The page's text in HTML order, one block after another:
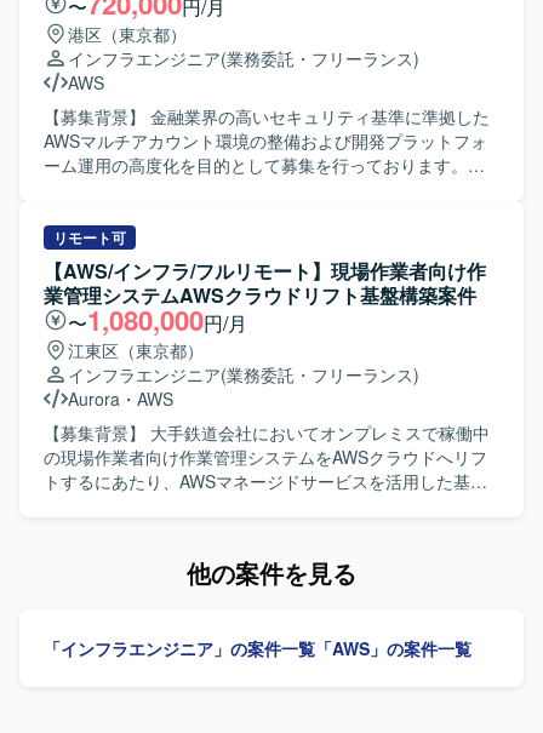
におけるリードエンジニアとしてのキャリア形成にもつな
げていただけます。 【開発環境】 オンプレミス環境から
AWS基盤への移行を前提としたサーバー環境および関連シ
ステム群を対象とし、WindowsServerやクラウド間通信を
考慮したネットワーク構成、セキュリティ要件などを踏ま
えた設計・検証を行っていただきます。
す。併せて、GitHubのOrganizationやマスターアカウント
の管理・運用として、ポリシー設定、アクセス権限管理、
CI/CD環境の整備を推進していただきます。さらに、金融水
準のセキュリティ要件に基づくインフラコードのレビュー
および展開も行っていただきます。 【求める人物像】 金融
業界水準のセキュリティ要件を理解しつつ、AWSマルチア
カウント環境やGitHubを活用した統制管理に主体的に取り
がら標準化や自動化を推進していただける方が望ましいで
す。 【ポジションの魅力】 金融業界レベルの高いセキュリ
ティ基準に準拠したクラウド環境の設計・運用に携わるこ
とで、AWSマルチアカウント統制やCNAPP、IaC、CI/CDな
ど先進的な技術要素を幅広く経験することができます。セ
キュリティとクラウドインフラの両面で専門性を高めるこ
とができるポジションです。 【開発環境】 AWS
Organizations、CloudTrail、GuardDuty、Security Hub、
GitHub、Terraform、CloudFormation、GitHub Actionsなど
を利用しています。
〜
円/月
港区（東京都）
インフラエンジニア(業務委託・フリーランス)
AWS
【募集背景】 金融業界の高いセキュリティ基準に準拠した
AWSマルチアカウント環境の整備および開発プラットフォ
ーム運用の高度化を目的として募集を行っております。
Organizationsを用いたマルチアカウントの統制管理やSCP
の設計・検証・適用を行っていただきます。また、
CloudTrail、GuardDuty、Security Hub等を活用した各種セ
キュリティ・監査ログの集約および監視基盤の運用を行っ
ていただきます。さらに、GitHub Organizationやマスター
アカウントの管理・運用として、ポリシー設定、アクセス
権限管理、CI/CD環境の整備を推進していただきます。加え
て、金融水準のセキュリティ要件に基づくインフラコード
（IaC: Terraform等）のレビューおよび展開を行っていただ
きます。 【求める人物像】 高いセキュリティ基準を意識し
ながらインフラ設計・運用に取り組んでいただける方を求
しながら、標準化やガバナンス強化を主体的に推進してい
アカウント環境やGitHubを活用した大規模なクラウド基盤
リモート可
【AWS/インフラ/フルリモート】現場作業者向け作
業管理システムAWSクラウドリフト基盤構築案件
〜1,080,000円/月
江東区（東京都）
インフラエンジニア(業務委託・フリーランス)
Aurora ・ AWS
【募集背景】 大手鉄道会社においてオンプレミスで稼働中
の現場作業者向け作業管理システムをAWSクラウドへリフ
トするにあたり、AWSマネージドサービスを活用した基盤
の整理からAWS基盤の設計、IaC実装、運用設計までを一気
理し、それらを根拠にネットワークやコンテナ基盤、デー
他の案件を見る
「インフラエンジニア」の案件一覧 「AWS」の案件一覧